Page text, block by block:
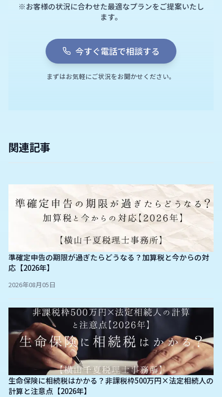
※お客様の状況に合わせた最適なプランをご提案いたし
ます。
今すぐ電話で相談する
まずはお気軽にご状況をお聞かせください。
関連記事
準確定申告の期限が過ぎたらどうなる？加算税と今からの対
応【2026年】
2026年08月05日
生命保険に相続税はかかる？非課税枠500万円×法定相続人の
計算と注意点【2026年】